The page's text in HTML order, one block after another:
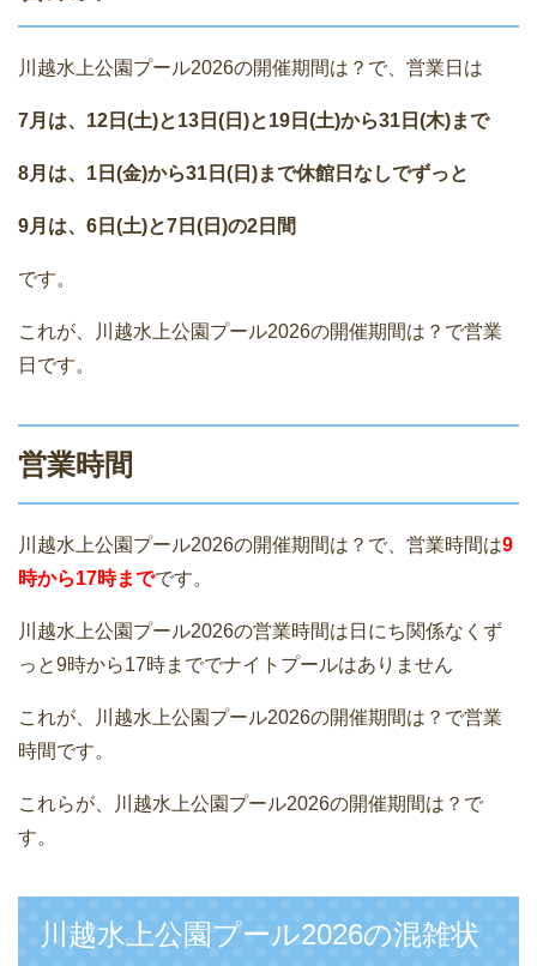
川越水上公園プール2026の開催期間は？で、営業日は
7月は、12日(土)と13日(日)と19日(土)から31日(木)まで
8月は、1日(金)から31日(日)まで休館日なしでずっと
9月は、6日(土)と7日(日)の2日間
です。
これが、川越水上公園プール2026の開催期間は？で営業
日です。
営業時間
川越水上公園プール2026の開催期間は？で、営業時間は9
時から17時までです。
川越水上公園プール2026の営業時間は日にち関係なくず
っと9時から17時まででナイトプールはありません
これが、川越水上公園プール2026の開催期間は？で営業
時間です。
これらが、川越水上公園プール2026の開催期間は？で
す。
川越水上公園プール2026の混雑状